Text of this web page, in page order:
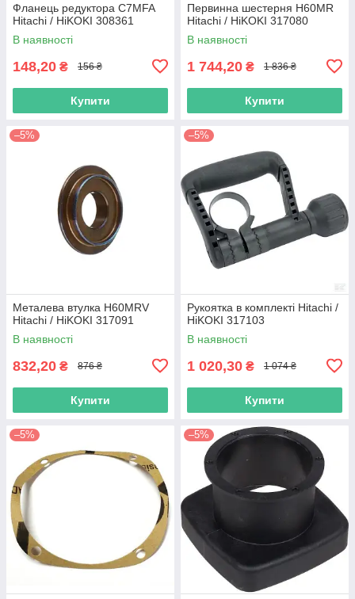
Фланець редуктора C7MFA
Hitachi / HiKOKI 308361
В наявності
148,20 ₴ 156 ₴
Купити
Первинна шестерня H60MR
Hitachi / HiKOKI 317080
В наявності
1 744,20 ₴ 1 836 ₴
Купити
–5%
Металева втулка H60MRV
Hitachi / HiKOKI 317091
В наявності
832,20 ₴ 876 ₴
Купити
–5%
Рукоятка в комплекті Hitachi /
HiKOKI 317103
В наявності
1 020,30 ₴ 1 074 ₴
Купити
–5% –5%